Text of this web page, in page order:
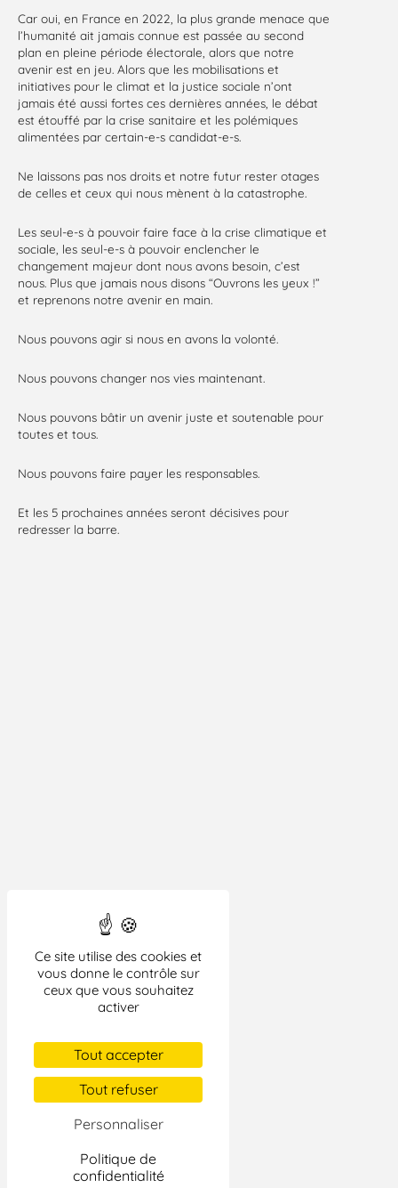
Ce site utilise des cookies et
vous donne le contrôle sur
ceux que vous souhaitez
activer
Tout accepter
Tout refuser
Personnaliser
Politique de
confidentialité
Car oui, en France en 2022, la plus grande menace que
l’humanité ait jamais connue est passée au second
plan en pleine période électorale, alors que notre
avenir est en jeu. Alors que les mobilisations et
initiatives pour le climat et la justice sociale n’ont
jamais été aussi fortes ces dernières années, le débat
est étouffé par la crise sanitaire et les polémiques
alimentées par certain-e-s candidat-e-s.
Ne laissons pas nos droits et notre futur rester otages
de celles et ceux qui nous mènent à la catastrophe.
Les seul-e-s à pouvoir faire face à la crise climatique et
sociale, les seul-e-s à pouvoir enclencher le
changement majeur dont nous avons besoin, c’est
nous. Plus que jamais nous disons “Ouvrons les yeux !”
et reprenons notre avenir en main.
Nous pouvons agir si nous en avons la volonté.
Nous pouvons changer nos vies maintenant.
Nous pouvons bâtir un avenir juste et soutenable pour
toutes et tous.
Nous pouvons faire payer les responsables.
Et les 5 prochaines années seront décisives pour
redresser la barre.